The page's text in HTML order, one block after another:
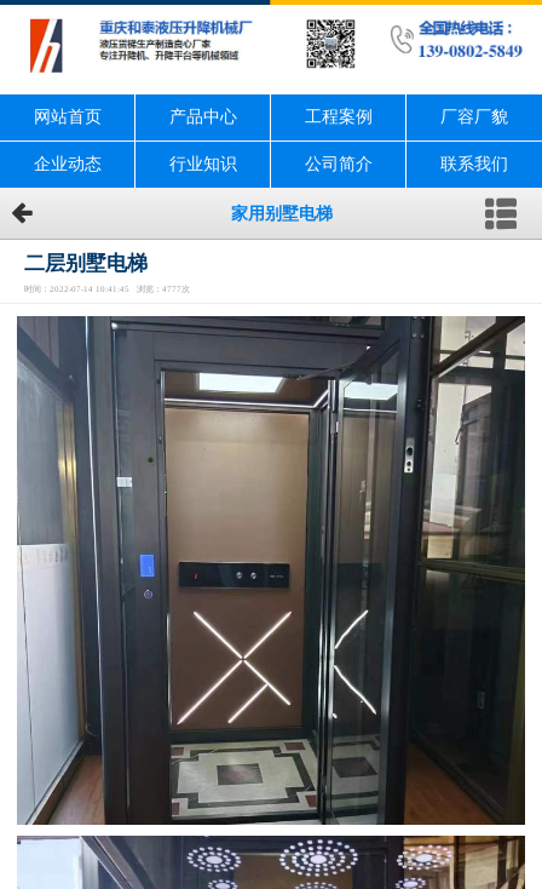
网站首页 产品中心 工程案例 厂容厂貌
企业动态 行业知识 公司简介 联系我们
家用别墅电梯
二层别墅电梯
时间：2022-07-14 10:41:45 浏览：4777次